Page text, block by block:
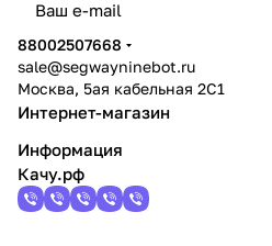
88002507668
sale@segwayninebot.ru
Москва, 5ая кабельная 2С1
Интернет-магазин
Информация
Качу.рф